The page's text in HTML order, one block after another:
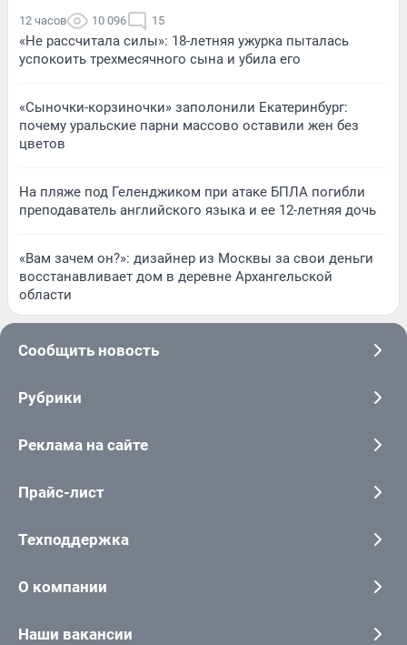
12 часов 10 096 15
«Не рассчитала силы»: 18-летняя ужурка пыталась
успокоить трехмесячного сына и убила его
«Сыночки-корзиночки» заполонили Екатеринбург:
почему уральские парни массово оставили жен без
цветов
На пляже под Геленджиком при атаке БПЛА погибли
преподаватель английского языка и ее 12-летняя дочь
«Вам зачем он?»: дизайнер из Москвы за свои деньги
восстанавливает дом в деревне Архангельской
области
Сообщить новость
Рубрики
Реклама на сайте
Прайс-лист
Техподдержка
О компании
Наши вакансии